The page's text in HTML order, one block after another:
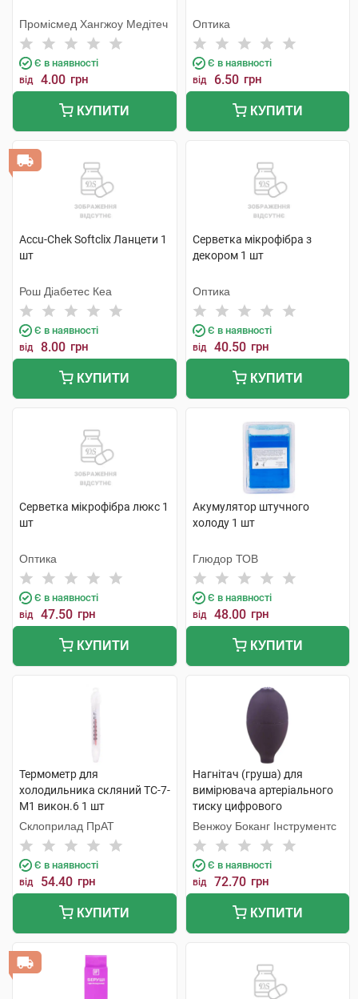
Промісмед Хангжоу Медітеч
Є в наявності
від 4.00 грн
КУПИТИ
Оптика
Є в наявності
від 6.50 грн
КУПИТИ
Accu-Chek Softclix Ланцети 1
шт
Рош Діабетес Кеа
Є в наявності
від 8.00 грн
КУПИТИ
Серветка мікрофібра з
декором 1 шт
Оптика
Є в наявності
від 40.50 грн
КУПИТИ
Серветка мікрофібра люкс 1
шт
Оптика
Є в наявності
від 47.50 грн
КУПИТИ
Акумулятор штучного
холоду 1 шт
Глюдор ТОВ
Є в наявності
від 48.00 грн
КУПИТИ
Термометр для
холодильника скляний ТС-7-
М1 викон.6 1 шт
Склоприлад ПрАТ
Є в наявності
від 54.40 грн
КУПИТИ
Нагнітач (груша) для
вимірювача артеріального
тиску цифрового
напівавтоматичного, колір
сірий 1 шт
Венжоу Боканг Інструментс
Є в наявності
від 72.70 грн
КУПИТИ